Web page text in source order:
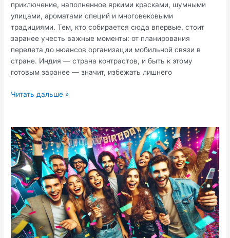
приключение, наполненное яркими красками, шумными
улицами, ароматами специй и многовековыми
традициями. Тем, кто собирается сюда впервые, стоит
заранее учесть важные моменты: от планирования
перелета до нюансов организации мобильной связи в
стране. Индия — страна контрастов, и быть к этому
готовым заранее — значит, избежать лишнего
Впервые
что
важно
знать
перед
поездкой
Читать дальше »